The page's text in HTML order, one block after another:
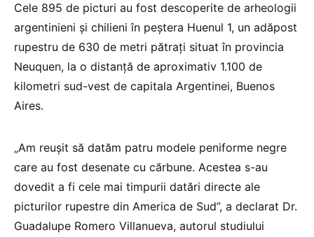
Cele 895 de picturi au fost descoperite de arheologii
argentinieni şi chilieni în peştera Huenul 1, un adăpost
rupestru de 630 de metri pătraţi situat în provincia
Neuquen, la o distanţă de aproximativ 1.100 de
kilometri sud-vest de capitala Argentinei, Buenos
Aires.
„Am reuşit să datăm patru modele peniforme negre
care au fost desenate cu cărbune. Acestea s-au
dovedit a fi cele mai timpurii datări directe ale
picturilor rupestre din America de Sud”, a declarat Dr.
Guadalupe Romero Villanueva, autorul studiului